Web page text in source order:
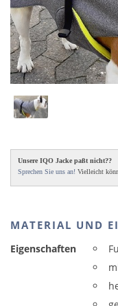
Unsere IQO Jacke paßt nicht??
Sprechen Sie uns an! Vielleicht
MATERIAL UND
Eigenschaften